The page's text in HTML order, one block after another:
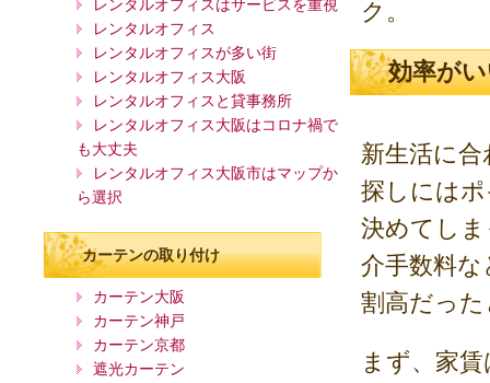
ク。
効率が
新生活に
探しには
決めてし
介手数料
割高だっ
まず、家
レンタルオフィスはサービスを重視
レンタルオフィス
レンタルオフィスが多い街
レンタルオフィス大阪
レンタルオフィスと貸事務所
レンタルオフィス大阪はコロナ禍で
も大丈夫
レンタルオフィス大阪市はマップか
ら選択
カーテンの取り付け
カーテン大阪
カーテン神戸
カーテン京都
遮光カーテン